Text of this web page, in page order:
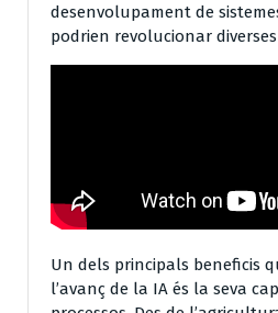
desenvolupament de
podrien revolucionar
Un dels principals beneficis
l’avanç de la IA és la seva